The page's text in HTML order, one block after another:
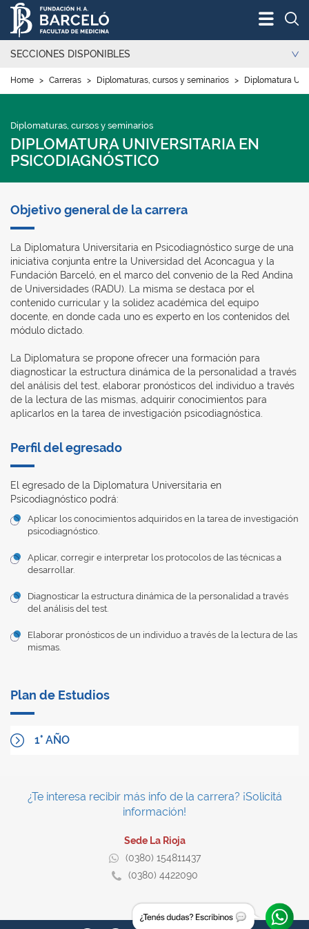
SECCIONES DISPONIBLES
Home > Carreras > Diplomaturas, cursos y seminarios > Diplomatura
Diplomaturas, cursos y seminarios
DIPLOMATURA UNIVERSITARIA EN
PSICODIAGNÓSTICO
Objetivo general de la carrera
La Diplomatura Universitaria en Psicodiagnóstico surge de una
iniciativa conjunta entre la Universidad del Aconcagua y la
Fundación Barceló, en el marco del convenio de la Red Andina
de Universidades (RADU). La misma se destaca por el
contenido curricular y la solidez académica del equipo
docente, en donde cada uno es experto en los contenidos del
módulo dictado.
La Diplomatura se propone ofrecer una formación para
diagnosticar la estructura dinámica de la personalidad a través
del análisis del test, elaborar pronósticos del individuo a través
de la lectura de las mismas, adquirir conocimientos para
aplicarlos en la tarea de investigación psicodiagnóstica.
Perfil del egresado
El egresado de la Diplomatura Universitaria en
Psicodiagnóstico podrá:
Aplicar los conocimientos adquiridos en la tarea de investigación
psicodiagnóstico.
Aplicar, corregir e interpretar los protocolos de las técnicas a
desarrollar.
Diagnosticar la estructura dinámica de la personalidad a través
del análisis del test.
Elaborar pronósticos de un individuo a través de la lectura de las
mismas.
Plan de Estudios
1° AÑO
¿Te interesa recibir más info de la carrera? ¡Solicitá
información!
Sede La Rioja
(0380) 154811437
(0380) 4422090